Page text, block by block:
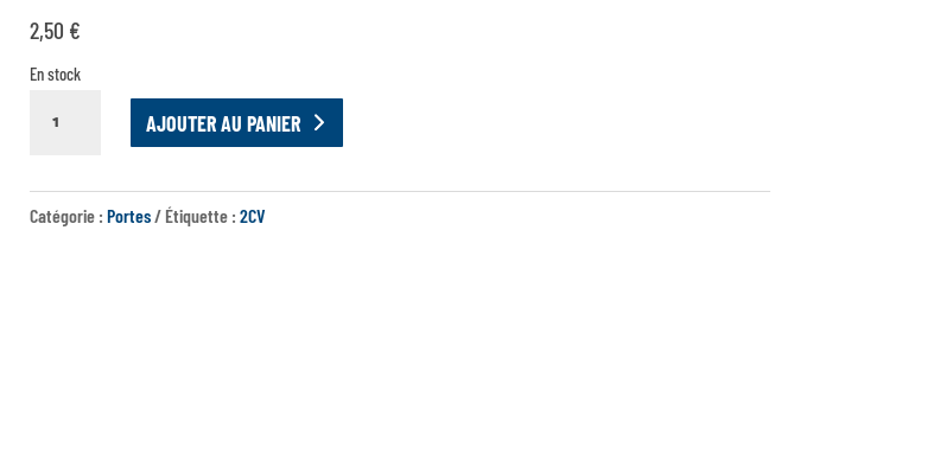
2,50 €
En stock
VERROUILLAGE
AJOUTER AU PANIER
Catégorie : Portes Étiquette : 2CV